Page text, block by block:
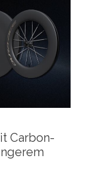
Carbon-